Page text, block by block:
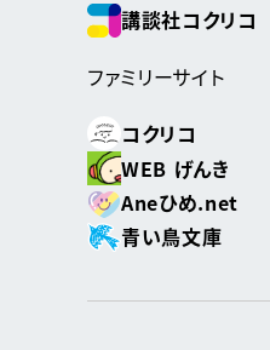
講談社コクリコ
ファミリーサイト
コクリコ
WEB げんき
Aneひめ.net
青い鳥文庫